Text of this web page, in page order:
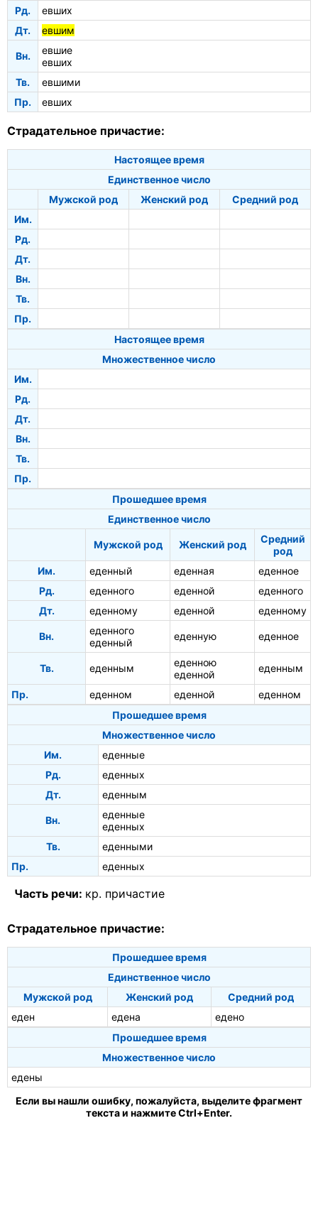
Рд.
евших
Дт.
евшим
Вн.
евшие
евших
Тв.
евшими
Пр.
евших
Страдательное причастие:
Настоящее время
Единственное число
Мужской род
Женский род
Средний род
Им.
Рд.
Дт.
Вн.
Тв.
Пр.
Настоящее время
Множественное число
Им.
Рд.
Дт.
Вн.
Тв.
Пр.
Прошедшее время
Единственное число
Мужской род Женский род
Средний
род
Им.
еденный еденная
еденное
Рд.
еденного еденной
еденного
Дт.
еденному еденной еденному
Вн.
еденного
еденный
еденную еденное
Тв. еденным
еденною
еденной
еденным
Пр. еденном еденной
еденном
Прошедшее время
Множественное число
Им.
еденные
Рд.
еденных
Дт.
еденным
Вн.
еденные
еденных
Тв.
еденными
Пр.
еденных
Часть речи: кр. причастие
Страдательное причастие:
Прошедшее время
Единственное число
Мужской род
Женский род
Средний род
еден
едена
едено
Прошедшее время
Множественное число
едены
Если вы нашли ошибку, пожалуйста, выделите фрагмент
текста и нажмите Ctrl+Enter.